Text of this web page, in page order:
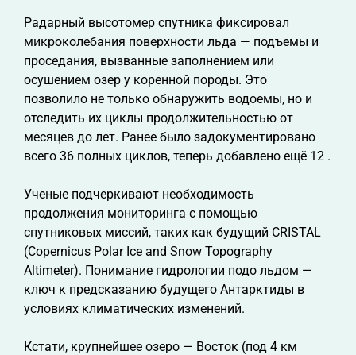
Радарный высотомер спутника фиксировал
микроколебания поверхности льда — подъемы и
проседания, вызванные заполнением или
осушением озер у коренной породы. Это
позволило не только обнаружить водоемы, но и
отследить их циклы продолжительностью от
месяцев до лет. Ранее было задокументировано
всего 36 полных циклов, теперь добавлено ещё 12 .
Ученые подчеркивают необходимость
продолжения мониторинга с помощью
спутниковых миссий, таких как будущий CRISTAL
(Copernicus Polar Ice and Snow Topography
Altimeter). Понимание гидрологии подо льдом —
ключ к предсказанию будущего Антарктиды в
условиях климатических изменений.
Кстати, крупнейшее озеро — Восток (под 4 км